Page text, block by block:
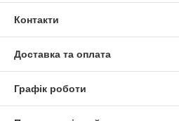
Контакти
Доставка та оплата
Графік роботи